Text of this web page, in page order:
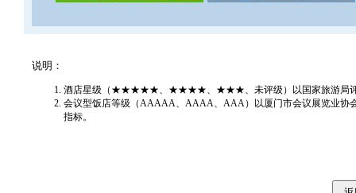
说明：
酒店星级（★★★★★、★★★★、★★★、未评级）以国家旅游局评
会议型饭店等级（AAAAA、AAAA、AAA）以厦门市会议展览业协
指标。